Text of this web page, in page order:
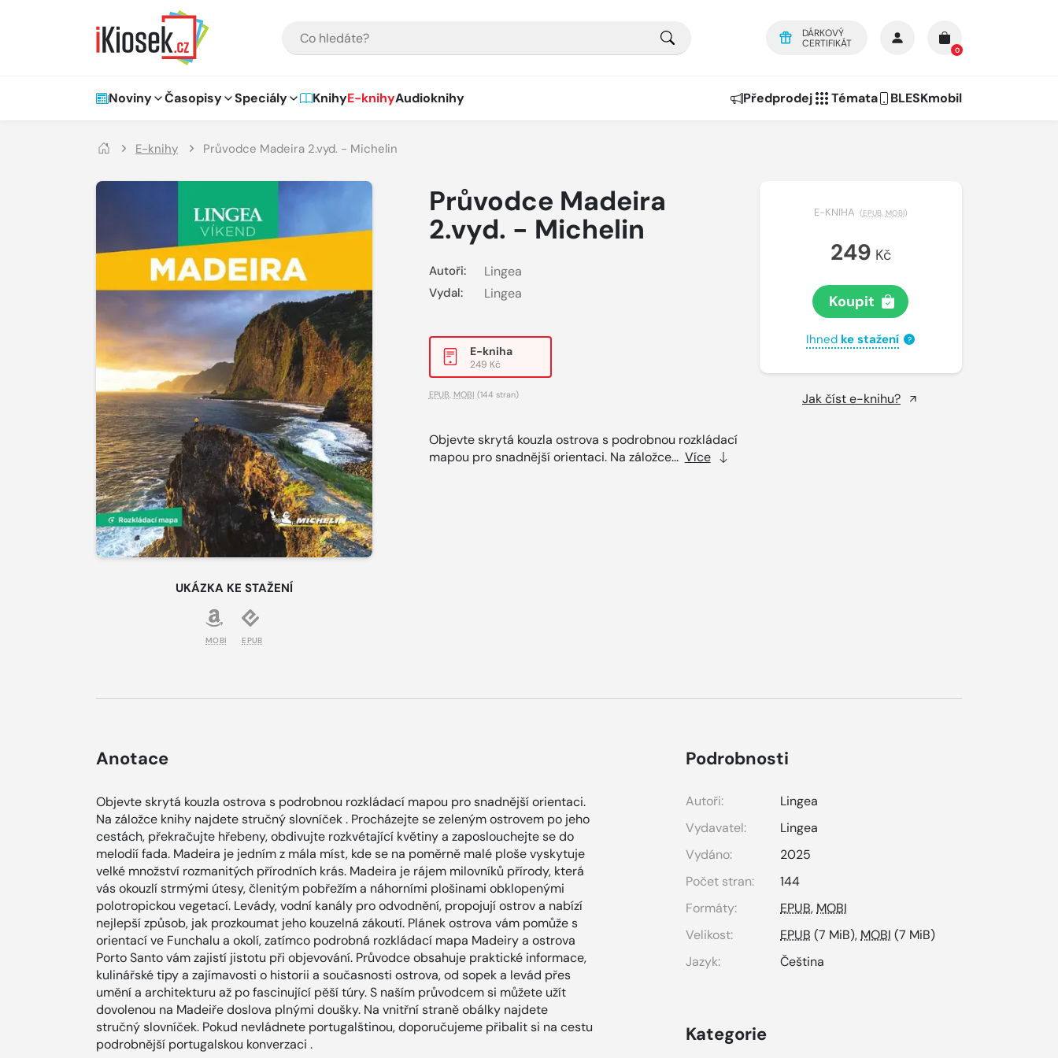
DÁRKOVÝ
CERTIFIKÁT
0
Hlavní navigace
Noviny Časopisy Speciály KnihyE-knihyAudioknihy Předprodej Témata BLESKmobil
E-knihy Průvodce Madeira 2.vyd. - Michelin
UKÁZKA KE STAŽENÍ
MOBI EPUB
Průvodce Madeira
2.vyd. - Michelin
Autoři: Lingea
Vydal: Lingea
E-kniha
249 Kč
EPUB MOBI (144 stran)
Objevte skrytá kouzla ostrova s podrobnou rozkládací
mapou pro snadnější orientaci. Na záložce... Více
E-KNIHA (EPUB, MOBI)
249 Kč
Koupit
Ihned ke stažení ?
Jak číst e-knihu?
Anotace
Objevte skrytá kouzla ostrova s podrobnou rozkládací mapou pro snadnější orientaci.
Na záložce knihy najdete stručný slovníček . Procházejte se zeleným ostrovem po jeho
cestách, překračujte hřebeny, obdivujte rozkvétající květiny a zaposlouchejte se do
melodií fada. Madeira je jedním z mála míst, kde se na poměrně malé ploše vyskytuje
velké množství rozmanitých přírodních krás. Madeira je rájem milovníků přírody, která
vás okouzlí strmými útesy, členitým pobřežím a náhorními plošinami obklopenými
polotropickou vegetací. Levády, vodní kanály pro odvodnění, propojují ostrov a nabízí
nejlepší způsob, jak prozkoumat jeho kouzelná zákoutí. Plánek ostrova vám pomůže s
orientací ve Funchalu a okolí, zatímco podrobná rozkládací mapa Madeiry a ostrova
Porto Santo vám zajistí jistotu při objevování. Průvodce obsahuje praktické informace,
kulinářské tipy a zajímavosti o historii a současnosti ostrova, od sopek a levád přes
umění a architekturu až po fascinující pěší túry. S naším průvodcem si můžete užít
dovolenou na Madeiře doslova plnými doušky. Na vnitřní straně obálky najdete
stručný slovníček. Pokud nevládnete portugalštinou, doporučujeme přibalit si na cestu
podrobnější portugalskou konverzaci .
Podrobnosti
Autoři:
Lingea
Vydavatel:
Lingea
Vydáno:
2025
Počet stran:
144
Formáty:
EPUB,MOBI
Velikost:
EPUB (7 MiB),MOBI (7 MiB)
Jazyk:
Čeština
Kategorie